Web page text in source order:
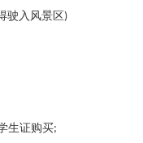
驶入风景区)
生证购买;